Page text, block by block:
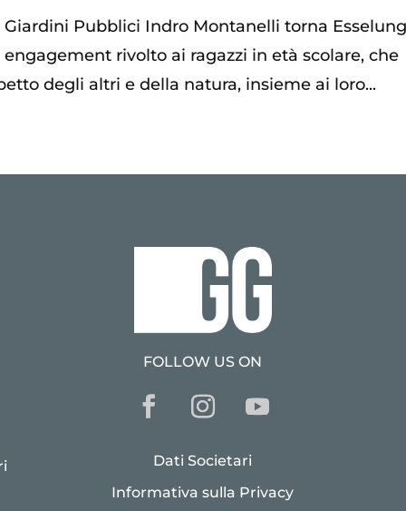
Pubblici Indro Montanelli torna
rivolto ai ragazzi in età scolare, che
degli altri e della natura, insieme ai loro...
FOLLOW US ON
Dati Societari
Informativa sulla Privacy